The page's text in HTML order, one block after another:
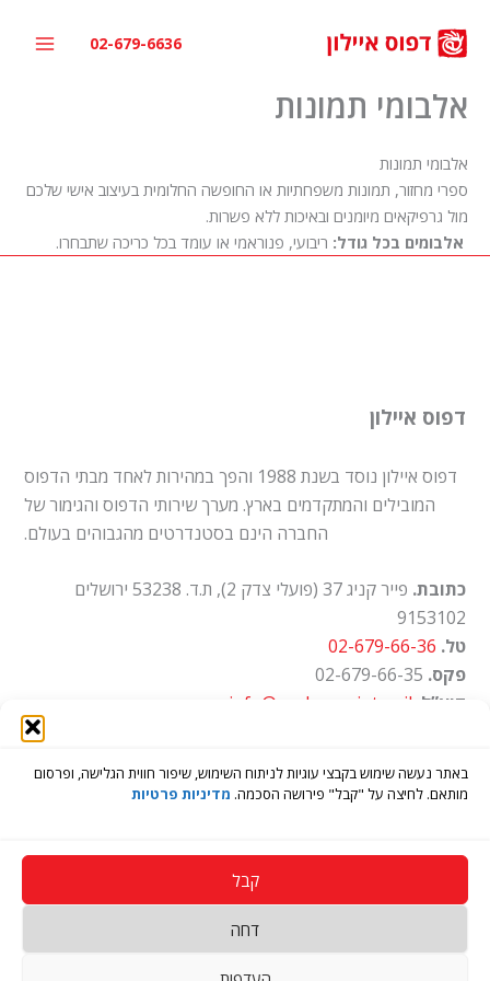
באתר נעשה שימוש בקבצי עוגיות לניתוח השימוש, שיפור חווית הגלישה, ופרסום
מותאם. לחיצה על "קבל" פירושה הסכמה. מדיניות פרטיות
קבל
דחה
לתוכן
02-679-6636
אלבומי תמונות
אלבומי תמונות
ספרי מחזור, תמונות משפחתיות או החופשה החלומית בעיצוב אישי שלכם
מול גרפיקאים מיומנים ובאיכות ללא פשרות.
אלבומים בכל גודל: ריבועי, פנוראמי או עומד בכל כריכה שתבחרו.
דפוס איילון
דפוס איילון נוסד בשנת 1988 והפך במהירות לאחד מבתי הדפוס
המובילים והמתקדמים בארץ. מערך שירותי הדפוס והגימור של
החברה הינם בסטנדרטים מהגבוהים בעולם.
כתובת.
פייר קניג 37 (פועלי צדק 2), ת.ד. 53238 ירושלים
9153102
טל. 02-679-66-36
פקס.
דוא”ל. info@ayalon-print.co.il
Copyright © 2026 בית דפוס איילון